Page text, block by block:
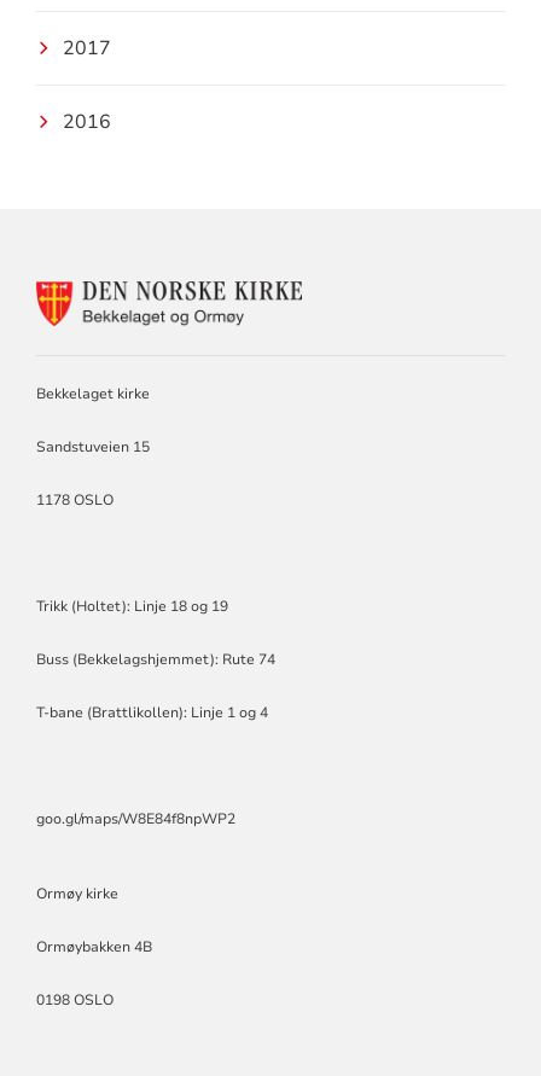
2017
2016
KONTAKTINFORMASJON
Bekkelaget kirke
Sandstuveien 15
1178 OSLO
Trikk (Holtet): Linje 18 og 19
Buss (Bekkelagshjemmet): Rute 74
T-bane (Brattlikollen): Linje 1 og 4
goo.gl/maps/W8E84f8npWP2
Ormøy kirke
Ormøybakken 4B
0198 OSLO